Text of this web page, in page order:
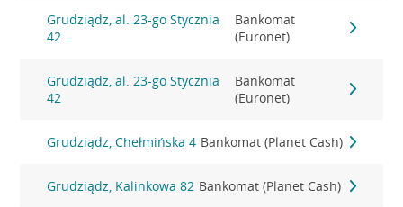
Grudziądz, al. 23-go Stycznia
42
Bankomat
(Euronet)
Grudziądz, al. 23-go Stycznia
42
Bankomat
(Euronet)
Grudziądz, Chełmińska 4 Bankomat (Planet Cash)
Grudziądz, Kalinkowa 82 Bankomat (Planet Cash)